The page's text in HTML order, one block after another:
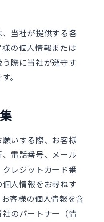
当社が提供する各
の個人情報または
際に当社が遵守す
。
いする際、お客様
電話番号、メール
レジットカード番
人情報をお尋ねす
客様の個人情報を含
のパートナー（情